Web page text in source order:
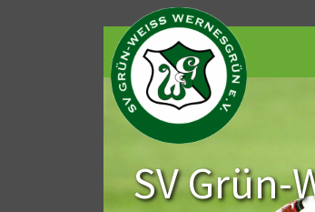
SV Grün-